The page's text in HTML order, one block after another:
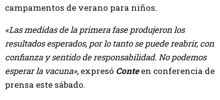
campamentos de verano para niños.
«Las medidas de la primera fase produjeron los
resultados esperados, por lo tanto se puede reabrir, con
confianza y sentido de responsabilidad. No podemos
esperar la vacuna», expresó Conteen conferencia de
prensa este sábado.